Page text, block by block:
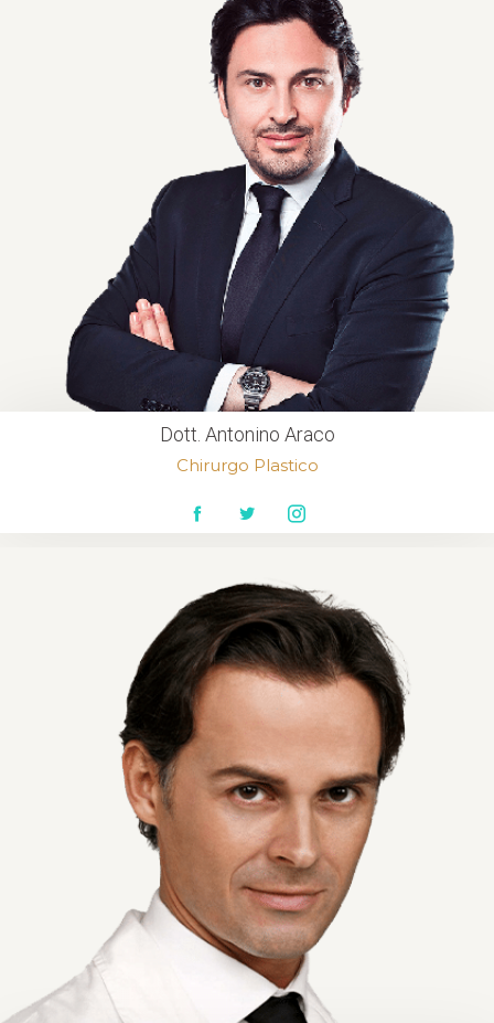
Dott. Antonino Araco
Chirurgo Plastico